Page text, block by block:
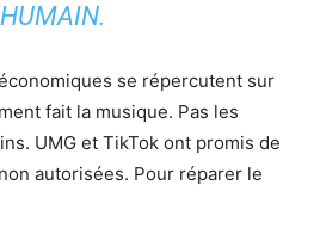
HUMAIN.
se répercutent sur
fait la musique. Pas les
UMG et TikTok ont ​​​​promis de
autorisées. Pour réparer le